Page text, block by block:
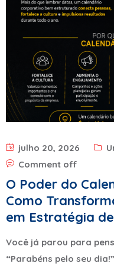
julho 20, 2026
Comment off
O Poder do
Como
em Estratégia
Você já parou para
“Parabéns pelo seu